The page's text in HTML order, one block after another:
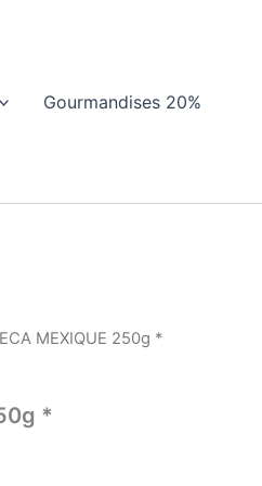
Gourmandises 20%
MEXIQUE 250g *
*